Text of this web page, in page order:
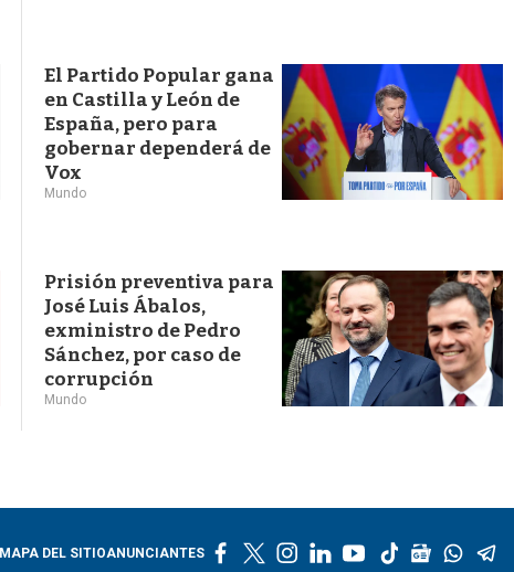
El Partido Popular gana
en Castilla y León de
España, pero para
gobernar dependerá de
Vox
Mundo
Prisión preventiva para
José Luis Ábalos,
exministro de Pedro
Sánchez, por caso de
corrupción
Mundo
MAPA DEL SITIOANUNCIANTES
l
y
t
g
w